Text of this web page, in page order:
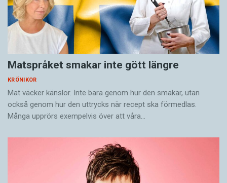
Matspråket smakar inte gött längre
KRÖNIKOR
Mat väcker känslor. Inte bara genom hur den smakar, utan
också genom hur den uttrycks när recept ska förmedlas.
Många upprörs exempelvis över att våra…